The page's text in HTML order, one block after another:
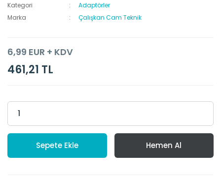
Kategori
Adaptörler
Marka
Çalışkan Cam Teknik
6,99 EUR + KDV
461,21 TL
Sepete Ekle Hemen Al